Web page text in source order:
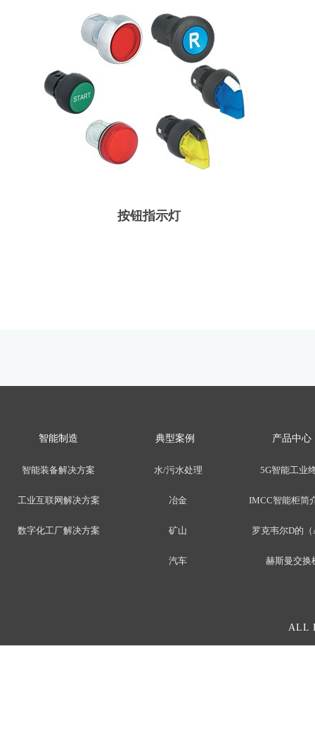
按钮指示灯
5G智能工业
IMCC智能柜简
罗克韦尔D的
赫斯曼交换
ALL
智能制造 典型案例 产品中心
智能装备解决方案
工业互联网解决方案
数字化工厂解决方案
水/污水处理
冶金
矿山
汽车